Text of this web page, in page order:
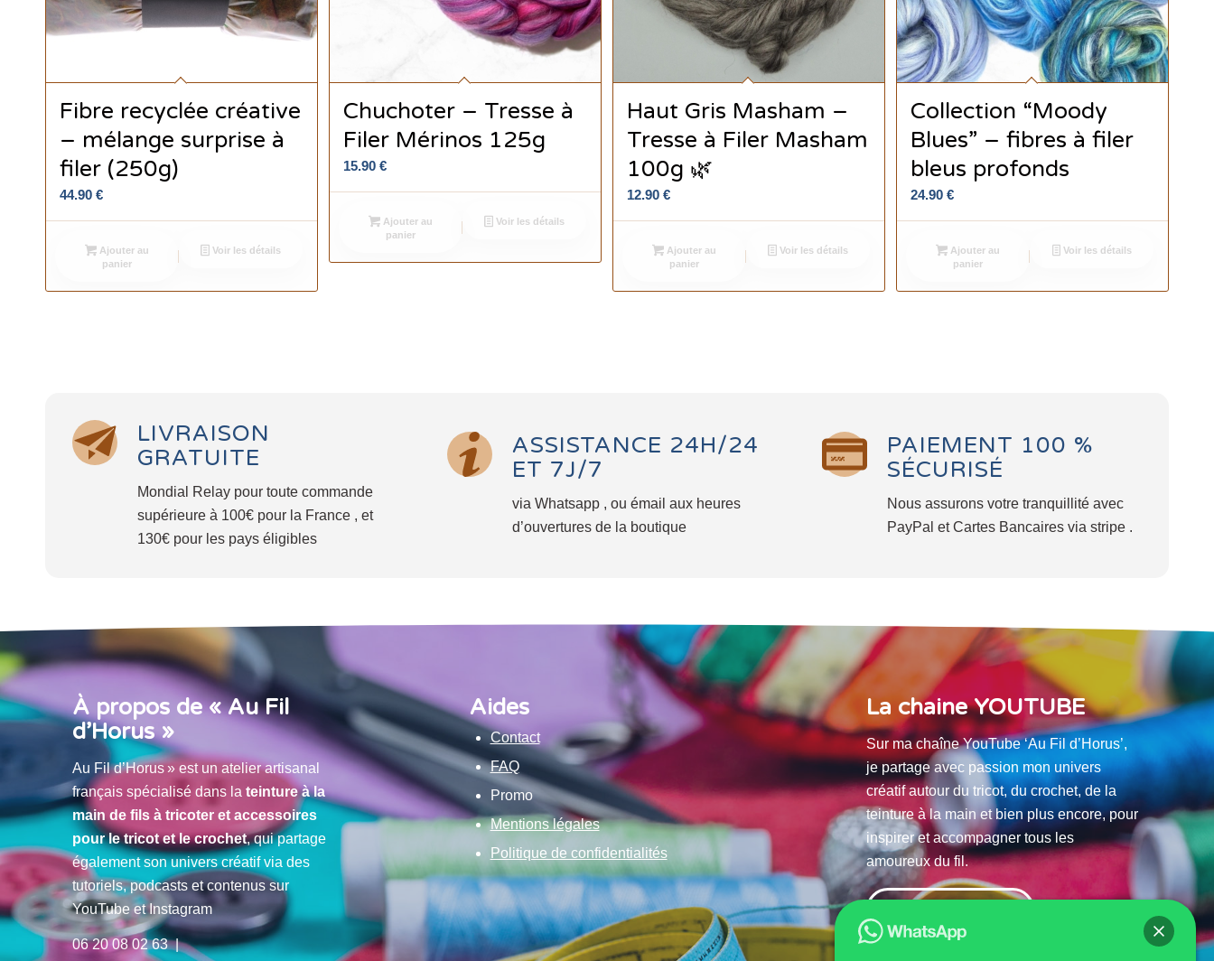
Fibre recyclée créative
– mélange surprise à
filer (250g)
44.90 €
Ajouter au
panier
Voir les détails
Chuchoter – Tresse à
Filer Mérinos 125g
15.90€
Ajouter au
panier
Voir les détails
Haut Gris Masham –
Tresse à Filer Masham
100g 🌿
12.90€
Ajouter au
panier
Voir les détails
Collection “Moody
Blues” – fibres à filer
bleus profonds
24.90€
Ajouter au
panier
Voir les détails
LIVRAISON
GRATUITE
Mondial Relay pour toute commande
supérieure à 100€ pour la France , et
130€ pour les pays éligibles
ASSISTANCE 24H/24
ET 7J/7
via Whatsapp , ou émail aux heures
d’ouvertures de la boutique
PAIEMENT 100 %
SÉCURISÉ
Nous assurons votre tranquillité avec
PayPal et Cartes Bancaires via stripe .
À propos de « Au Fil
d’Horus »
Au Fil d’Horus » est un atelier artisanal
français spécialisé dans la teinture à la
main de fils à tricoter et accessoires
pour le tricot et le crochet, qui partage
également son univers créatif via des
tutoriels, podcasts et contenus sur
YouTube et Instagram
06 20 08 02 63 |
Aides
Contact
FAQ
Promo
Mentions légales
Politique de confidentialités
La chaine YOUTUBE
Sur ma chaîne YouTube ‘Au Fil d’Horus’,
je partage avec passion mon univers
créatif autour du tricot, du crochet, de la
teinture à la main et bien plus encore, pour
inspirer et accompagner tous les
amoureux du fil.